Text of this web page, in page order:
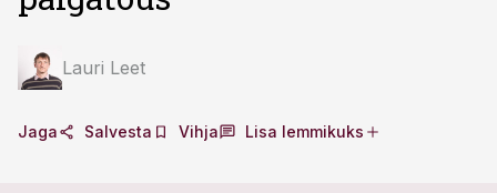
Lauri Leet
Jaga Salvesta Vihja Lisa lemmikuks